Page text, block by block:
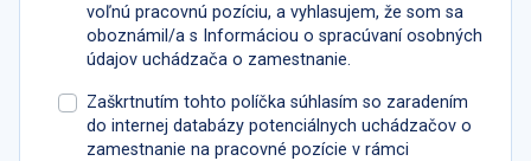
voľnú pracovnú pozíciu, a vyhlasujem, že som sa
oboznámil/a s Informáciou o spracúvaní osobných
údajov uchádzača o zamestnanie.
Zaškrtnutím tohto políčka súhlasím so zaradením
do internej databázy potenciálnych uchádzačov o
zamestnanie na pracovné pozície v rámci